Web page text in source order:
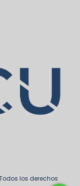
los derechos